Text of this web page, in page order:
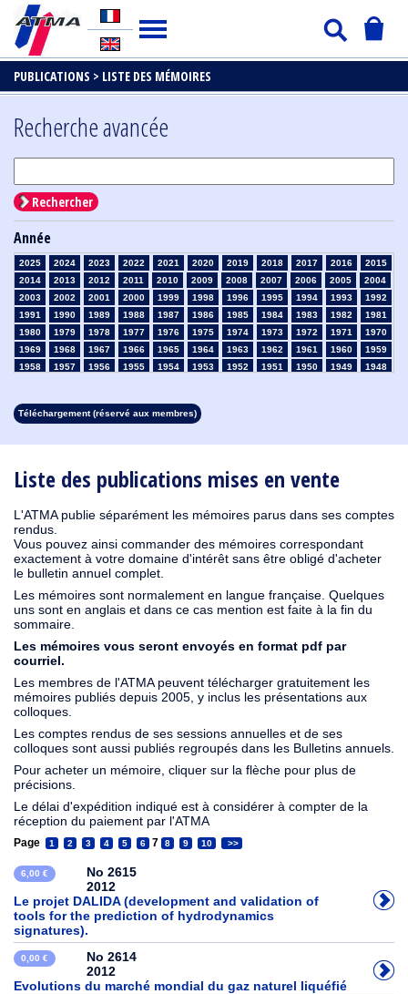
PUBLICATIONS > LISTE DES MÉMOIRES
Liste des publications mises en vente
L'ATMA publie séparément les mémoires parus dans ses comptes
rendus.
Vous pouvez ainsi commander des mémoires correspondant
exactement à votre domaine d'intérêt sans être obligé d'acheter
le bulletin annuel complet.
Les mémoires sont normalement en langue française. Quelques
uns sont en anglais et dans ce cas mention est faite à la fin du
sommaire.
Les mémoires vous seront envoyés en format pdf par
courriel.
Les membres de l'ATMA peuvent télécharger gratuitement les
mémoires publiés depuis 2005, y inclus les présentations aux
colloques.
Les comptes rendus de ses sessions annuelles et de ses
colloques sont aussi publiés regroupés dans les Bulletins annuels.
Pour acheter un mémoire, cliquer sur la flèche pour plus de
précisions.
Le délai d'expédition indiqué est à considérer à compter de la
réception du paiement par l'ATMA
Page 1 2 3 4 5 6 7 8 9 10 >>
6,00 €
No 2615
2012
Le projet DALIDA (development and validation of
tools for the prediction of hydrodynamics
signatures).
0,00 €
No 2614
2012
Evolutions du marché mondial du gaz naturel liquéfié
Recherche avancée
Rechercher
Année
2025 2024 2023 2022 2021 2020 2019 2018 2017 2016
2015
2014
2013 2012 2011 2010 2009 2008 2007 2006 2005
2004
2003
2002 2001 2000 1999 1998 1996 1995 1994 1993
1992
1991
1990 1989 1988 1987 1986 1985 1984 1983 1982
1981
1980
1979 1978 1977 1976 1975 1974 1973 1972 1971
1970
1969
1968 1967 1966 1965 1964 1963 1962 1961 1960
1959
1958
1957 1956 1955 1954 1953 1952 1951 1950 1949
1948
1913
1912 1911 1910 1909 1908
Téléchargement (réservé aux membres)